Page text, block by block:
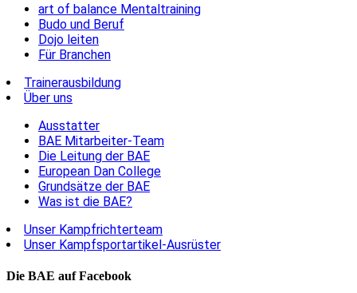
art of balance Mentaltraining
Budo und Beruf
Dojo leiten
Für Branchen
Trainerausbildung
Über uns
Ausstatter
BAE Mitarbeiter-Team
Die Leitung der BAE
European Dan College
Grundsätze der BAE
Was ist die BAE?
Unser Kampfrichterteam
Unser Kampfsportartikel-Ausrüster
Die BAE auf Facebook